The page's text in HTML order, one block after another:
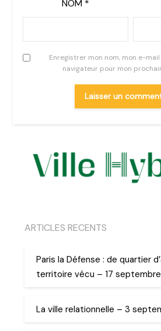
NOM *
Enregistrer mon nom, mon e-
navigateur pour mon
ARTICLES RECENTS
Paris la Défense : de quartier
territoire vécu – 17
La ville relationnelle – 3